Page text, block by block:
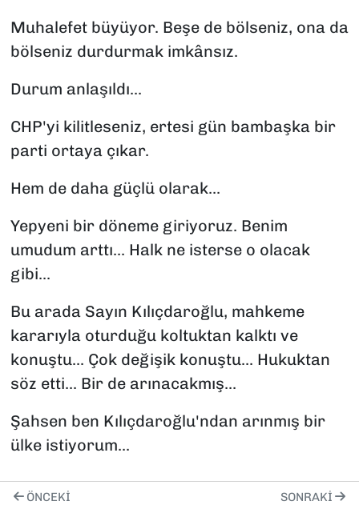
Muhalefet büyüyor. Beşe de bölseniz, ona da
bölseniz durdurmak imkânsız.
Durum anlaşıldı...
CHP'yi kilitleseniz, ertesi gün bambaşka bir
parti ortaya çıkar.
Hem de daha güçlü olarak...
Yepyeni bir döneme giriyoruz. Benim
umudum arttı... Halk ne isterse o olacak
gibi...
Bu arada Sayın Kılıçdaroğlu, mahkeme
kararıyla oturduğu koltuktan kalktı ve
konuştu... Çok değişik konuştu... Hukuktan
söz etti... Bir de arınacakmış...
Şahsen ben Kılıçdaroğlu'ndan arınmış bir
ülke istiyorum...
ÖNCEKI SONRAKI